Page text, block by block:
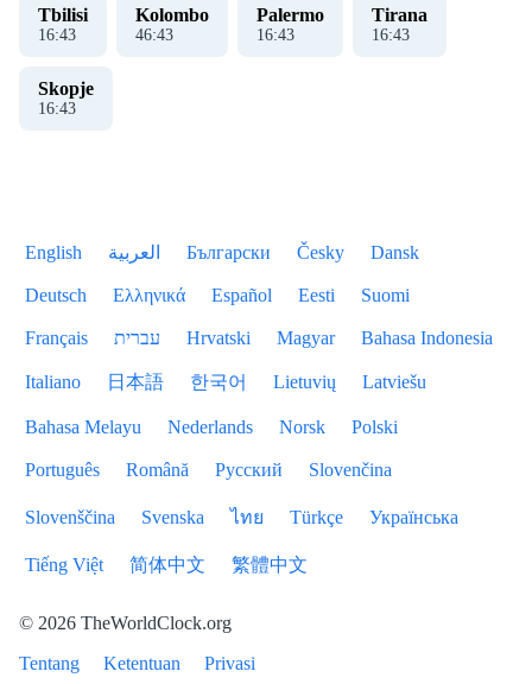
Tbilisi
16:44
Kolombo
46:44
Palermo
16:44
Tirana
16:44
Skopje
16:44
English العربية Български Česky Dansk
Deutsch Ελληνικά Español Eesti Suomi
Français עברית Hrvatski Magyar Bahasa Indonesia
Italiano 日本語 한국어 Lietuvių Latviešu
Bahasa Melayu Nederlands Norsk Polski
Português Română Русский Slovenčina
Slovenščina Svenska ไทย Türkçe Українська
Tiếng Việt 简体中文 繁體中文
© 2026 TheWorldClock.org
Tentang
Ketentuan Privasi